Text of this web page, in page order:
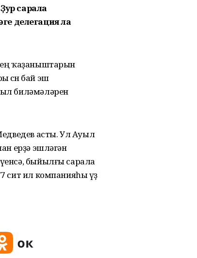
сарала
делегация ла
ҡаҙаныштарын
бай эш
биләмәләрен
асты. Ул Ауыл
ерҙә эшләгән
быйылғы сарала
сит ил компанияһы үҙ